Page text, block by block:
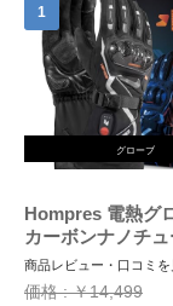
グローブ
Hompres 電熱グ
カーボンナノチ
発熱 バイク グロ
量バッテリー付 シ
商品レビュー・口コミを
価格 : ￥14,499